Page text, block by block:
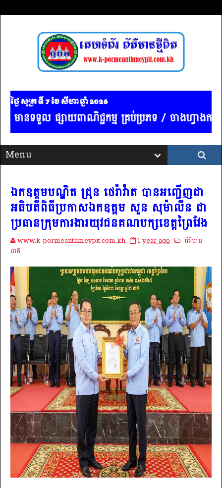
ថ្ងៃ សុក្រ ទី 7​ ខែ សីហា ឆ្នាំ 2026
ានទទួល ផ្សាយពាណិជ្ជកម្ម គ្រប់ប្រភទ / ចាងហ្វាងក
ឯកឧត្តមបណ្ឌិត ជ្រុន ថេរ៉ាវ៉ាត បានអញ្ជើញជា
អធិបតីពិធីប្រកាសឯកឧត្តម សួន សុម៉ាលីន ជា
ប្រធានក្រុមការងារយុវជនគណបក្សខេត្តព្រៃវែង
www.k-pormeanthmeypit.com.kh 1 year ago
ព័ត៌មាន
ជាតិ